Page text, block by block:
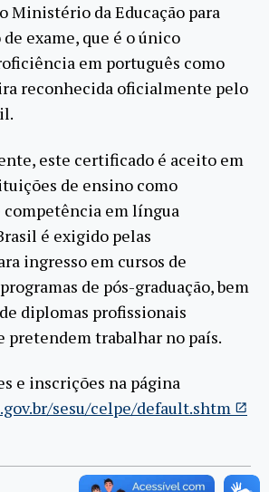
Ministério da Educação para
exame, que é o único
em português como
reconhecida oficialmente pelo
este certificado é aceito em
de ensino como
competência em língua
é exigido pelas
ingresso em cursos de
de pós-graduação, bem
diplomas profissionais
pretendem trabalhar no país.
e inscrições na página
sesu/celpe/default.shtm